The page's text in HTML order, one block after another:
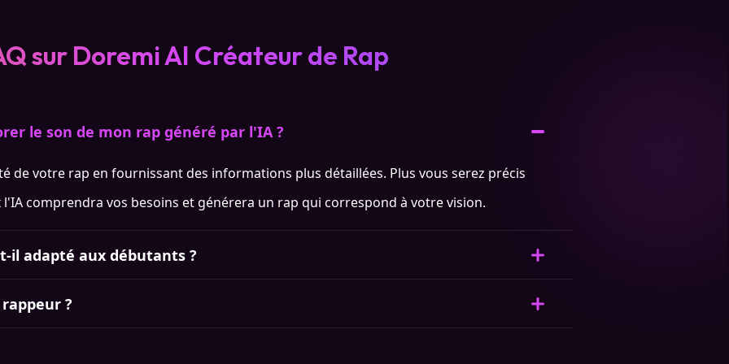
sur Doremi AI Créateur de Rap
le son de mon rap généré par l'IA ?
de votre rap en fournissant des informations plus détaillées. Plus vous serez précis
comprendra vos besoins et générera un rap qui correspond à votre vision.
il adapté aux débutants ?
?